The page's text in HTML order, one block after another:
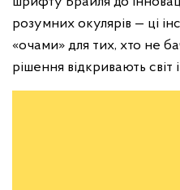
розумних окулярів — ці
«очами» для тих, хто не
рішення відкривають світ